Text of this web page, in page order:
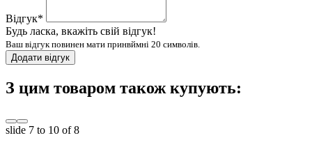
Відгук*
Будь ласка, вкажіть свій відгук!
Ваш відгук повинен мати принвймні 20 символів.
Додати відгук
З цим товаром також купують:
slide 7 to 10 of 8